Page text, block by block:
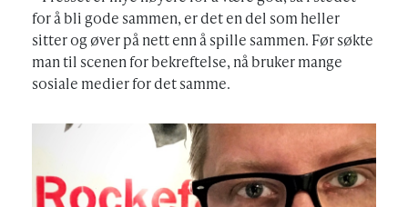
for å bli gode sammen, er det en del som heller
sitter og øver på nett enn å spille sammen. Før søkte
man til scenen for bekreftelse, nå bruker mange
sosiale medier for det samme.